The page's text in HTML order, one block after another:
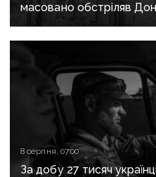
масовано обстріляв
8 серпня, 07:00
За добу 27 тисяч